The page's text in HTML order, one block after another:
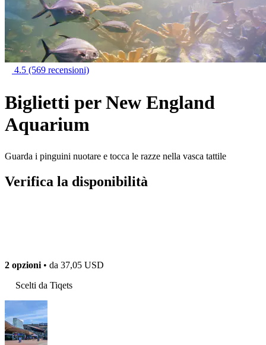
4.5 (569 recensioni)
Biglietti per New England
Aquarium
Guarda i pinguini nuotare e tocca le razze nella vasca tattile
Verifica la disponibilità
2 opzioni • da 37,05 USD
Scelti da Tiqets